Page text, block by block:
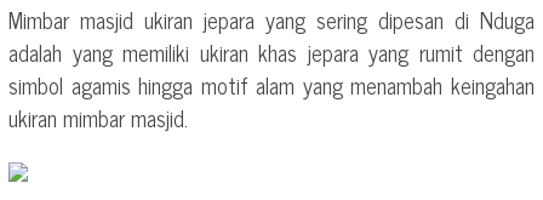
Mimbar masjid ukiran jepara yang sering dipesan di Nduga
adalah yang memiliki ukiran khas jepara yang rumit dengan
simbol agamis hingga motif alam yang menambah keingahan
ukiran mimbar masjid.